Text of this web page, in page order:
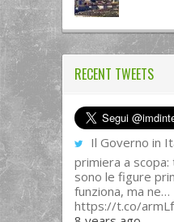
RECENT TWEETS
Il Governo in
primiera a
sono le figure
funziona, ma ne…
https://t.co/